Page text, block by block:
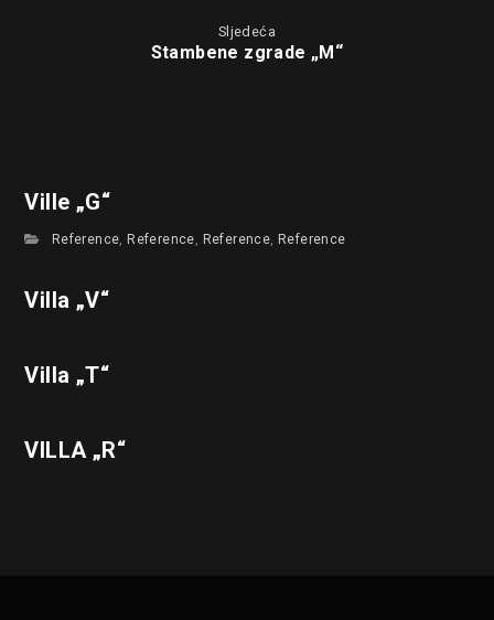
Sljedeća
Stambene zgrade „M“
Ville „G“
Reference, Reference, Reference, Reference
Villa „V“
Villa „T“
VILLA „R“